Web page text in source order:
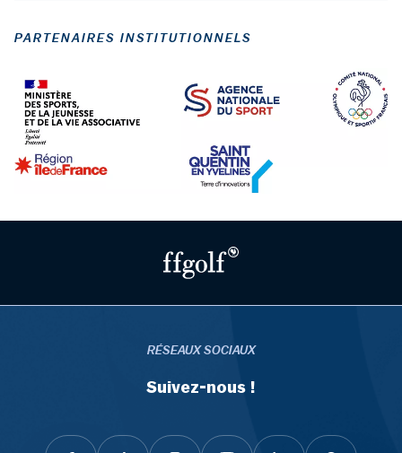
PARTENAIRES INSTITUTIONNELS
RÉSEAUX SOCIAUX
Suivez-nous !